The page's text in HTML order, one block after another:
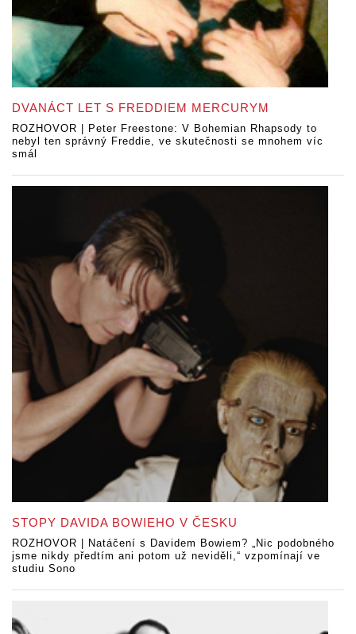
DVANÁCT LET S FREDDIEM MERCURYM
ROZHOVOR | Peter Freestone: V Bohemian Rhapsody to
nebyl ten správný Freddie, ve skutečnosti se mnohem víc
smál
STOPY DAVIDA BOWIEHO V ČESKU
ROZHOVOR | Natáčení s Davidem Bowiem? „Nic podobného
jsme nikdy předtím ani potom už neviděli,“ vzpomínají ve
studiu Sono